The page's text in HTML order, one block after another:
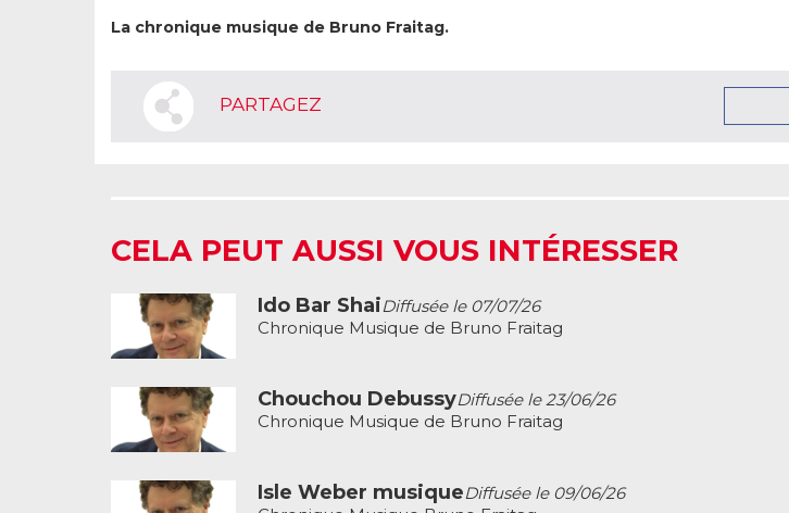
La chronique musique de Bruno Fraitag.
PARTAGEZ
CELA PEUT AUSSI VOUS INTÉRESSER
Ido Bar ShaiDiffusée le 07/07/26
Chronique Musique de Bruno Fraitag
Chouchou DebussyDiffusée le 23/06/26
Chronique Musique de Bruno Fraitag
Isle Weber musiqueDiffusée le 09/06/26